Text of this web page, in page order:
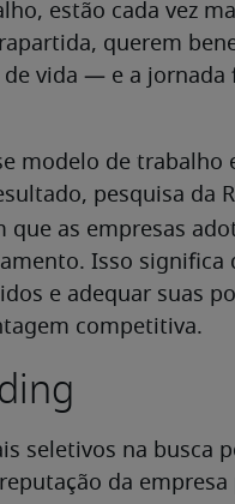
estão cada vez
querem
vida — e a jornada
modelo de trabalho
pesquisa da
que as empresas
Isso significa
e adequar suas
competitiva.
seletivos na busca
da empresa